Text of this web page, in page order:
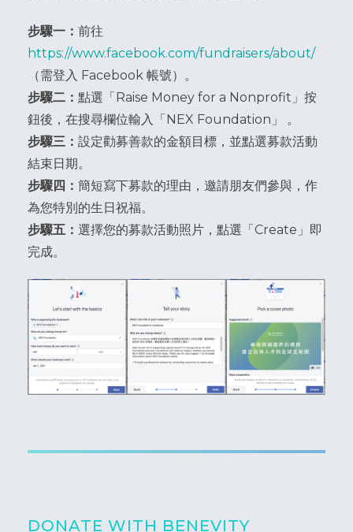
步驟一： 前往
https://www.facebook.com/fundraisers/about/
（需登入 Facebook 帳號）。
步驟二： 點選「Raise Money for a Nonprofit」按
鈕後，在搜尋欄位輸入「NEX Foundation」 。
步驟三： 設定勸募善款的金額目標，並點選募款活動
結束日期。
步驟四： 簡短寫下募款的理由，邀請朋友們參與，作
為您特別的生日祝福。
步驟五： 選擇您的募款活動照片，點選「Create」即
完成。
DONATE WITH BENEVITY